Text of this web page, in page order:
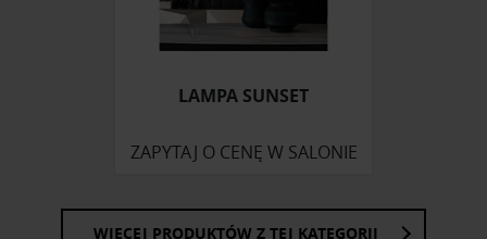
LAMPA SUNSET
ZAPYTAJ O CENĘ W SALONIE
WIĘCEJ PRODUKTÓW Z TEJ KATEGORII